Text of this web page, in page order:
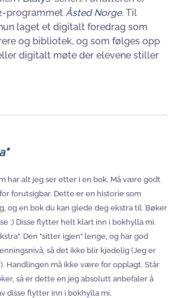
programmet Åsted Norge. Til
laget et digitalt foredrag som
og bibliotek, og som følges opp
digitalt møte der elevene stiller
har alt jeg ser etter i en bok. Må være godt
forutsigbar. Dette er en historie som
og en bok du kan glede deg ekstra til. Bøker
;) Disse flytter helt klart inn i bokhylla mi.
Den "sitter igjen" lenge, og har god
så det ikke blir kjedelig (Jeg er
Handlingen må ikke være for opplagt. Står
så er dette en jeg absolutt anbefaler å
disse flytter inn i bokhylla mi.